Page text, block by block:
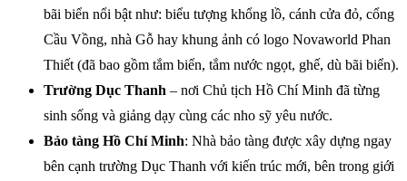
bãi biển nổi bật như: biểu tượng khổng lồ, cánh cửa đỏ, cổng
Cầu Vồng, nhà Gỗ hay khung ảnh có logo Novaworld Phan
Thiết (đã bao gồm tắm biển, tắm nước ngọt, ghế, dù bãi biển).
Trường Dục Thanh – nơi Chủ tịch Hồ Chí Minh đã từng
sinh sống và giảng dạy cùng các nho sỹ yêu nước.
Bảo tàng Hồ Chí Minh: Nhà bảo tàng được xây dựng ngay
bên cạnh trường Dục Thanh với kiến trúc mới, bên trong giới